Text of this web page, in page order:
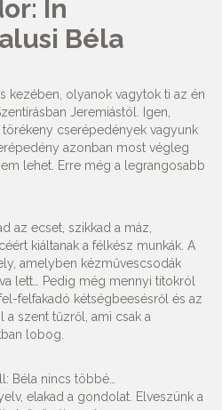
In
Béla
kezében, olyanok vagytok ti az én
Jeremiástól. Igen,
cserépedények vagyunk
azonban most végleg
lehet. Erre még a legrangosabb
az ecset, szikkad a máz,
kiáltanak a félkész munkák. A
amelyben kézművescsodák
lett… Pedig még mennyi titokról
felfakadó kétségbeesésről és az
a szent tűzről, ami csak a
lobog.
Béla nincs többé…
elakad a gondolat. Elveszünk a